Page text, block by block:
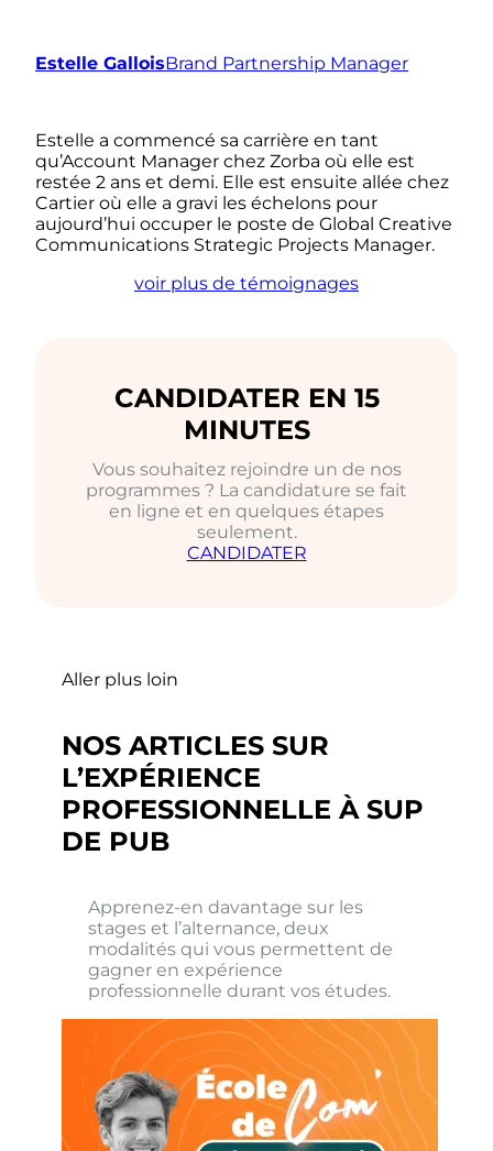
Estelle GalloisBrand Partnership Manager
Estelle a commencé sa carrière en tant
qu’Account Manager chez Zorba où elle est
restée 2 ans et demi. Elle est ensuite allée chez
Cartier où elle a gravi les échelons pour
aujourd’hui occuper le poste de Global Creative
Communications Strategic Projects Manager.
voir plus de témoignages
CANDIDATER EN 15
MINUTES
Vous souhaitez rejoindre un de nos
programmes ? La candidature se fait
en ligne et en quelques étapes
seulement.
CANDIDATER
Aller plus loin
NOS ARTICLES SUR
L’EXPÉRIENCE
PROFESSIONNELLE À SUP
DE PUB
Apprenez-en davantage sur les
stages et l’alternance, deux
modalités qui vous permettent de
gagner en expérience
professionnelle durant vos études.